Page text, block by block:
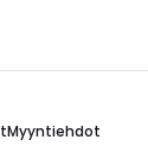
Myyntiehdot